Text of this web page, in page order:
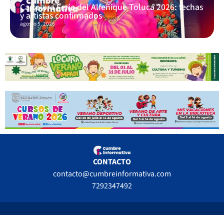
Cartelera Feria del Alfeñique Toluca 2026: fechas
y artistas confirmados
agosto 5, 2026
CONTACTO
contacto@cumbreinformativa.com
7292347492